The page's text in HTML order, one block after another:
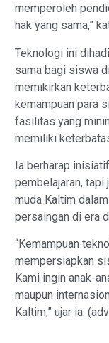
memperoleh
hak yang sama,”
Teknologi ini
sama bagi siswa
memikirkan
kemampuan para
fasilitas yang
memiliki
Ia berharap
pembelajaran, tapi
muda Kaltim
persaingan di era
“Kemampuan
mempersiapkan
Kami ingin anak-
maupun
Kaltim,” ujar ia.